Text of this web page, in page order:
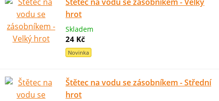
hrot
Skladem
24 Kč
Novinka
Štětec na vodu se zásobníkem - Střední
hrot